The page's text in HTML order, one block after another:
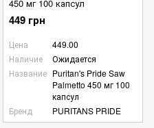
450 мг 100 капсул
449 грн
Цена
449.00
Наличие
Ожидается
Название Puritan's Pride Saw
Palmetto 450 мг 100
капсул
Бренд
PURITANS PRIDE